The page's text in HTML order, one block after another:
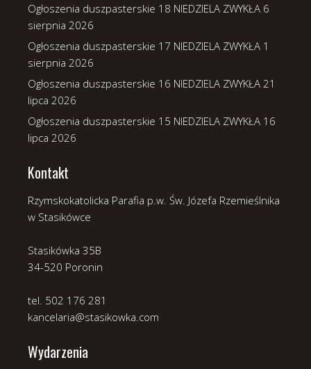
Ogłoszenia duszpasterskie 18 NIEDZIELA ZWYKŁA 6
sierpnia 2026
Ogłoszenia duszpasterskie 17 NIEDZIELA ZWYKŁA 1
sierpnia 2026
Ogłoszenia duszpasterskie 16 NIEDZIELA ZWYKŁA 21
lipca 2026
Ogłoszenia duszpasterskie 15 NIEDZIELA ZWYKŁA 16
lipca 2026
Kontakt
Rzymskokatolicka Parafia p.w. Św. Józefa Rzemieślnika
w Stasikówce
Stasikówka 35B
34-520 Poronin
tel. 502 176 281
kancelaria@stasikowka.com
Wydarzenia